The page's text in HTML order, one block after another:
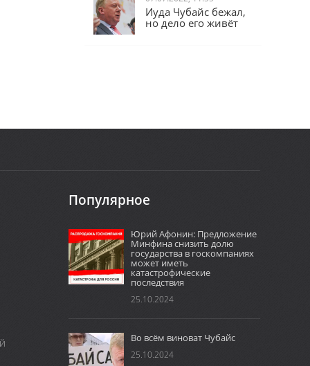
07.07.2022, 11:55
Популярное
Юрий Афонин: Предложение
Минфина снизить долю
государства в госкомпаниях
может иметь
катастрофические